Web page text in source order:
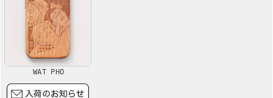
WAT PHO